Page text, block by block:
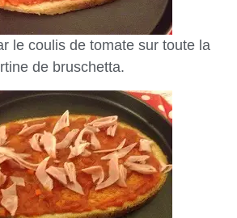
le coulis de tomate sur toute la
de bruschetta.